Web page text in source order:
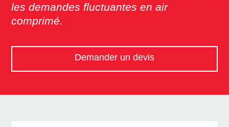
les demandes fluctuantes en air
comprimé.
Demander un devis